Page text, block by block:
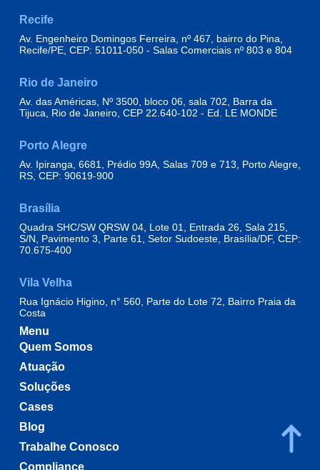
Recife
Av. Engenheiro Domingos Ferreira, nº 467, bairro do Pina,
Recife/PE, CEP: 51011-050 - Salas Comerciais nº 803 e 804
Rio de Janeiro
Av. das Américas, Nº 3500, bloco 06, sala 702, Barra da
Tijuca, Rio de Janeiro, CEP 22.640-102 - Ed. LE MONDE
Porto Alegre
Av. Ipiranga, 6681, Prédio 99A, Salas 709 e 713, Porto Alegre,
RS, CEP: 90619-900
Brasília
Quadra SHC/SW QRSW 04, Lote 01, Entrada 26, Sala 215,
S/N, Pavimento 3, Parte 61, Setor Sudoeste, Brasília/DF, CEP:
70.675-400
Vila Velha
Rua Ignácio Higino, n° 560, Parte do Lote 72, Bairro Praia da
Costa
Menu
Quem Somos
Atuação
Soluções
Cases
Blog
Trabalhe Conosco
Compliance